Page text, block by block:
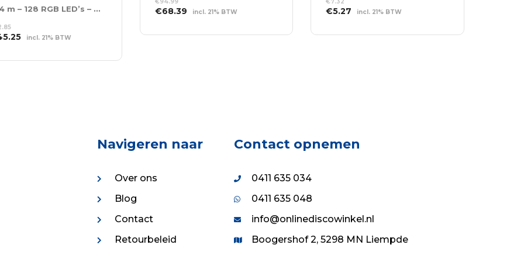
6 x 4 m – 128 RGB LED’s – Incl. Controller
Huidige
is:
incl. 21% BTW
Oorspronkelijke
was:
€68.39Huidige
is:
incl. 21% BTW
WINKELWAGEN
Oorspronkelijke
was:
€5.27 Huidige
is:
incl. 21% BTW
WINKELWAGEN
Navigeren naar
Over ons
Blog
Contact
Retourbeleid
Contact opnemen
0411 635 034
0411 635 048
info@onlinediscowinkel.nl
Boogershof 2, 5298 MN Liempde